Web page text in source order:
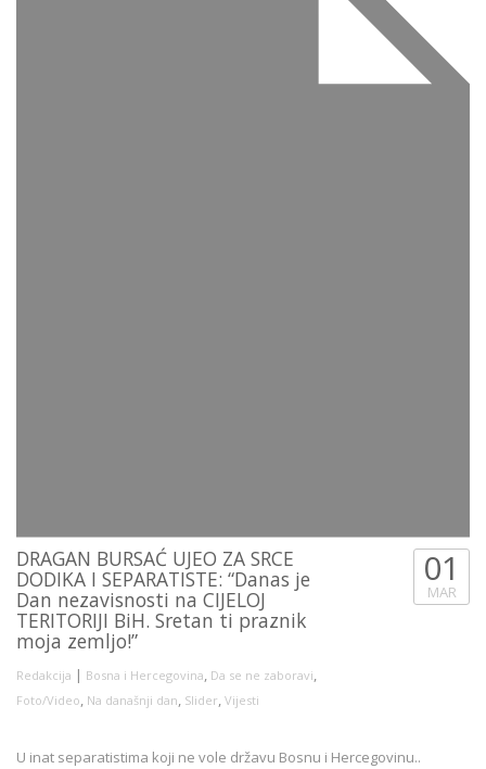
DRAGAN BURSAĆ UJEO ZA SRCE
DODIKA I SEPARATISTE: “Danas je
Dan nezavisnosti na CIJELOJ
TERITORIJI BiH. Sretan ti praznik
moja zemljo!”
Redakcija | Bosna i Hercegovina, Da se ne zaboravi,
Foto/Video, Na današnji dan, Slider, Vijesti
01
MAR
U inat separatistima koji ne vole državu Bosnu i Hercegovinu..